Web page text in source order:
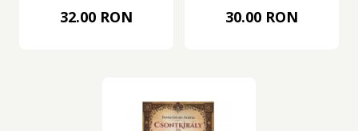
32.00 RON
30.00 RON